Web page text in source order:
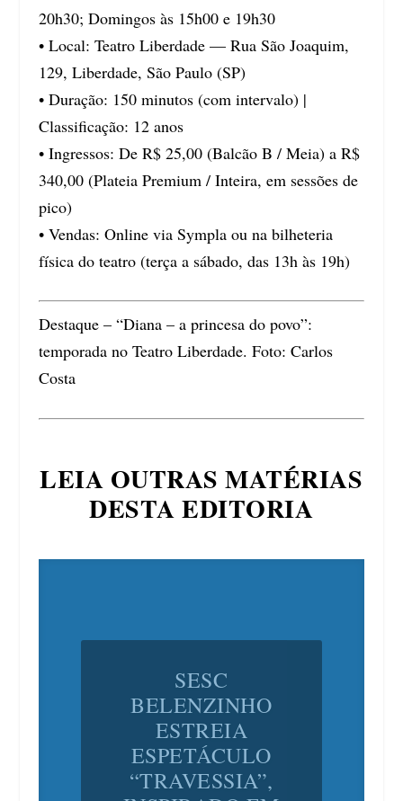
20h30; Domingos às 15h00 e 19h30
• Local: Teatro Liberdade — Rua São Joaquim,
129, Liberdade, São Paulo (SP)
• Duração: 150 minutos (com intervalo) |
Classificação: 12 anos
• Ingressos: De R$ 25,00 (Balcão B / Meia) a R$
340,00 (Plateia Premium / Inteira, em sessões de
pico)
• Vendas: Online via Sympla ou na bilheteria
física do teatro (terça a sábado, das 13h às 19h)
Destaque – “Diana – a princesa do povo”:
temporada no Teatro Liberdade. Foto: Carlos
Costa
LEIA OUTRAS MATÉRIAS
DESTA EDITORIA
SESC
BELENZINHO
ESTREIA
ESPETÁCULO
“TRAVESSIA”,
INSPIRADO EM